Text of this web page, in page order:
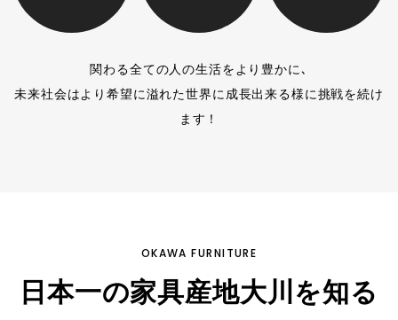
関わる全ての人の生活をより豊かに､
未来社会はより希望に溢れた世界に成長出来る様に挑戦を続け
ます！
OKAWA FURNITURE
日本一の家具産地大川を知る